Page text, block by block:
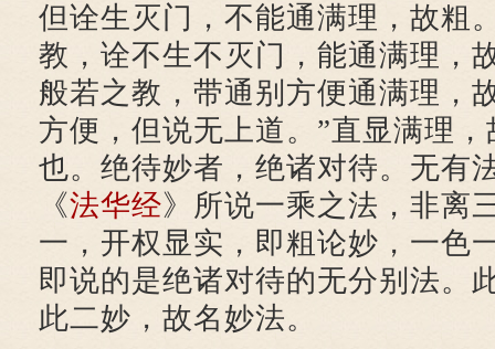
但诠生灭门，不能通满理，故粗
教，诠不生不灭门，能通满理，
般若之教，带通别方便通满理，
方便，但说无上道。”直显满理
也。绝待妙者，绝诸对待。无有
《法华经》所说一乘之法，非离
一，开权显实，即粗论妙，一色
即说的是绝诸对待的无分别法。
此二妙，故名妙法。